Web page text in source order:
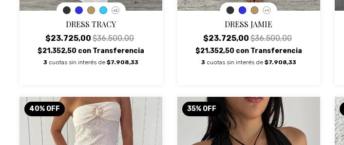
+2
DRESS TRACY
$23.725,00$36.500,00
$21.352,50 con Transferencia
3 cuotas sin interés de$7.908,33
+1
DRESS JAMIE
$23.725,00$36.500,00
$21.352,50 con Transferencia
3 cuotas sin interés de $7.908,33
40% OFF 35% OFF